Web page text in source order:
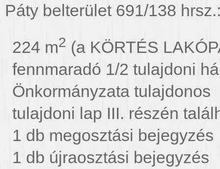
Páty belterület 691/138
224 m2 (a KÖRTÉS
fennmaradó 1/2 tulajdoni
Önkormányzata tulajdonos
tulajdoni lap III. részén
1 db megosztási bejegyzés
1 db újraosztási bejegyzés